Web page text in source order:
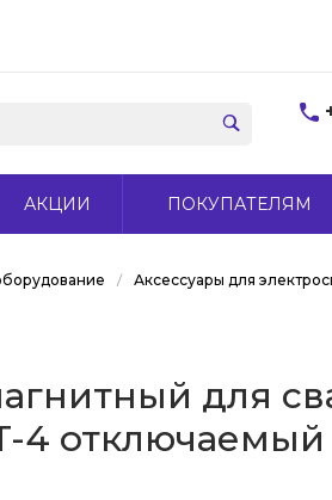
АКЦИИ ПОКУПАТЕЛЯМ
/ Аксессуары для
для
4 отключаемый